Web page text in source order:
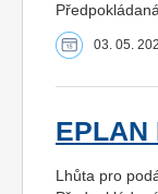
03. 05.
EPLAN
Lhůta pro